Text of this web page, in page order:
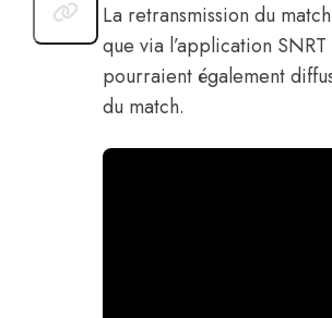
La retransmission du
que via l’application
pourraient également
du match.